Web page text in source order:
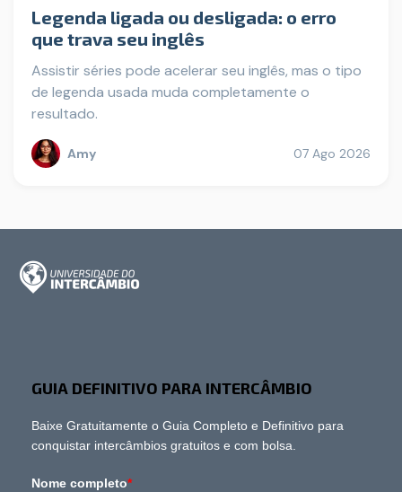
Legenda ligada ou desligada: o erro
que trava seu inglês
Assistir séries pode acelerar seu inglês, mas o tipo
de legenda usada muda completamente o
resultado.
Amy 07 Ago 2026
GUIA DEFINITIVO PARA INTERCÂMBIO
Baixe Gratuitamente o Guia Completo e Definitivo para
conquistar intercâmbios gratuitos e com bolsa.
Nome completo*